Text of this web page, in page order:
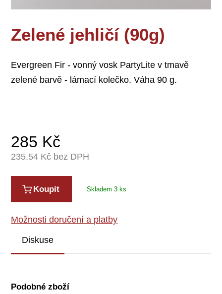
Zelené jehličí (90g)
Evergreen Fir - vonný vosk PartyLite v tmavě
zelené barvě - lámací kolečko. Váha 90 g.
285 Kč
235,54 Kč bez DPH
Koupit Skladem 3 ks
Možnosti doručení a platby
Diskuse
Podobné zboží